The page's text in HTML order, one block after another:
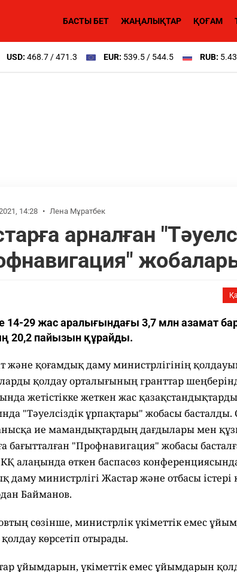
БАСТЫ БЕТ ЖАҢАЛЫҚТАР ҚОҒАМ
USD: 468.7 / 471.3 EUR: 539.5 / 544.5 RUB:
14:28 • Лена Мұратбек
арналған
14-29 жас аралығындағы 3,7 млн азамат
20,2 пайызын құрайды.
және қоғамдық даму министрлігінің
қолдау орталығының гранттар
жетістікке жеткен жас
"Тәуелсіздік ұрпақтары" жобасы басталды.
ие мамандықтардың дағдылары мен
бағытталған "Профнавигация" жобасы
алаңында өткен баспасөз
даму министрлігі Жастар және отбасы істері
Байманов.
сөзінше, министрлік үкіметтік емес
көрсетіп отырады.
ұйымдарын, үкіметтік емес ұйымдарын